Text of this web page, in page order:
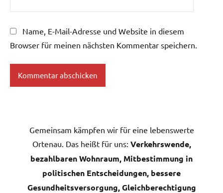
Name, E-Mail-Adresse und Website in diesem
Browser für meinen nächsten Kommentar speichern.
Gemeinsam kämpfen wir für eine lebenswerte
Ortenau. Das heißt für uns: Verkehrswende,
bezahlbaren Wohnraum, Mitbestimmung in
politischen Entscheidungen, bessere
Gesundheitsversorgung, Gleichberechtigung